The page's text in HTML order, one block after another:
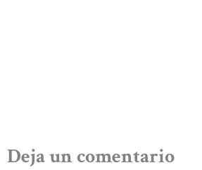
Deja un comentario